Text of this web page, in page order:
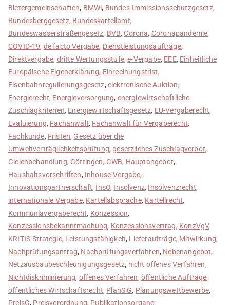
Bietergemeinschaften, BMWi, Bundes-Immissionsschutzgesetz,
Bundesberggesetz, Bundeskartellamt,
Bundeswasserstraßengesetz, BVB,Corona, Coronapandemie,
COVID-19, de facto Vergabe, Dienstleistungsaufträge,
Direktvergabe, dritte Wertungsstufe,e-Vergabe, EEE, Einheitliche
Europäische Eigenerklärung, Einrecihungsfrist,
Eisenbahnregulierungsgesetz, elektronische Auktion,
Energierecht, Energieversorgung, energiewirtschaftliche
Zuschlagkriterien, Energiewirtschaftsgesetz, EU-Vergaberecht,
Evaluierung, Fachanwalt, Fachanwalt für Vergaberecht,
Fachkunde, Fristen, Gesetz über die
Umweltverträglichkeitsprüfung,gesetzliches Zuschlagverbot,
Gleichbehandlung, Göttingen, GWB, Hauptangebot,
Haushaltsvorschriften, Inhouse-Vergabe,
Innovationspartnerschaft, InsO, Insolvenz, Insolvenzrecht,
internationale Vergabe, Kartellabsprache, Kartellrecht,
Kommunlavergaberecht, Konzession,
Konzessionsbekanntmachung, Konzessionsvertrag, KonzVgV,
KRITIS-Strategie, Leistungsfähigkeit, Lieferaufträge, Mitwirkung,
Nachprüfungsantrag, Nachprüfungsverfahren, Nebenangebot,
Netzausbaubeschleunigungsgesetz, nicht offenes Verfahren,
Nichtdiskriminierung, offenes Verfahren, öffentliche Aufträge,
öffentliches Wirtschaftsrecht, PlanSiG, Planungswettbewerbe,
PreisG, Preisverordnung, Publikationsorgane,